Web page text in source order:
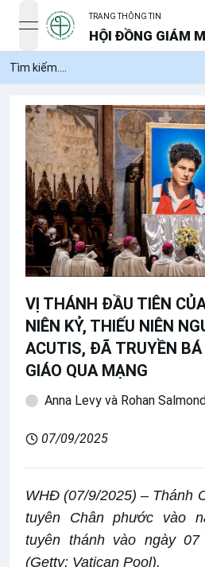
open navigation menu
TRANG THÔNG TIN
HỘI ĐỒNG GIÁM
VỊ THÁNH ĐẦU TIÊN
NIÊN KỶ, THIẾU NIÊN
ACUTIS, ĐÃ TRUYỀN
GIÁO QUA MẠNG
Anna Levy và Rohan
07/09/2025
WHĐ (07/9/2025) – Thánh
tuyên Chân phước vào
tuyên thánh vào ngày 07
(Getty: Vatican Pool).